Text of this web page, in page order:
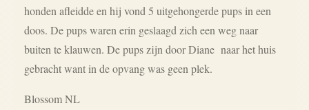
honden afleidde en hij vond 5 uitgehongerde pups in een
doos. De pups waren erin geslaagd zich een weg naar
buiten te klauwen. De pups zijn door Diane naar het huis
gebracht want in de opvang was geen plek.
Blossom NL